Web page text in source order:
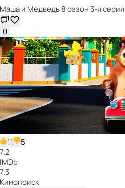
Маша и Медведь 8 сезон 3-я серия
0
11
5
7.2
IMDb
7.3
Кинопоиск